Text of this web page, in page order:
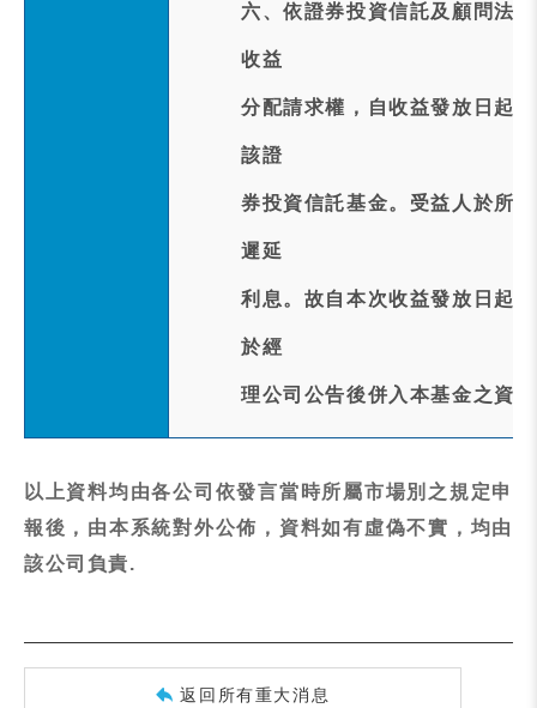
六、依證券投資信託及顧問法
收益
分配請求權，自收益發放日起
該證
券投資信託基金。受益人於所
遲延
利息。故自本次收益發放日起
於經
理公司公告後併入本基金之資
以上資料均由各公司依發言當時所屬市場別之規定申
報後，由本系統對外公佈，資料如有虛偽不實，均由
該公司負責.
返回所有重大消息